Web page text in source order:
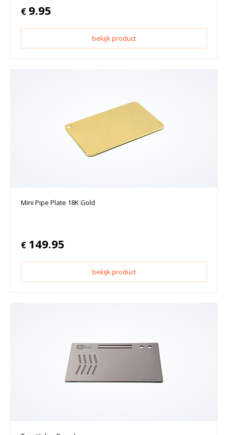
€ 9.95
bekijk product
Mini Pipe Plate 18K Gold
€ 149.95
bekijk product